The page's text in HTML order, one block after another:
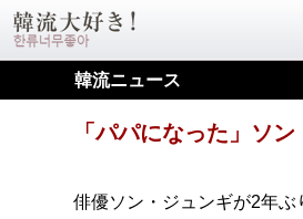
韓流ニュース
「パパになった」ソ
俳優ソン・ジュンギが2年ぶ